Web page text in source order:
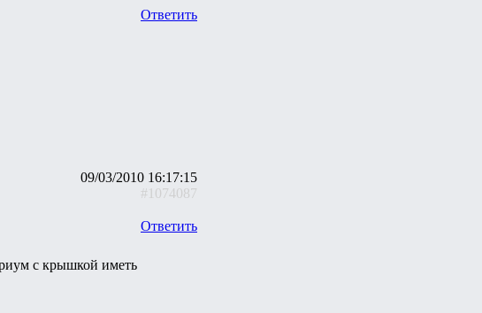
Ответить
09/03/2010 16:17:15
#1074087
Ответить
с крышкой иметь